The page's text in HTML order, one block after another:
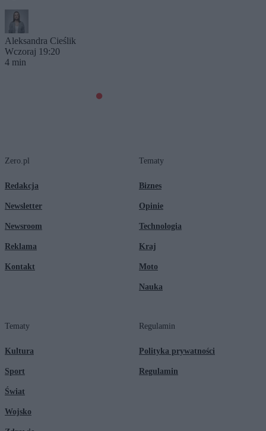
Aleksandra Cieślik
Wczoraj 19:20
4 min
Zero.pl
Redakcja
Newsletter
Newsroom
Reklama
Kontakt
Tematy
Biznes
Opinie
Technologia
Kraj
Moto
Nauka
Tematy
Kultura
Sport
Świat
Wojsko
Regulamin
Polityka prywatności
Regulamin